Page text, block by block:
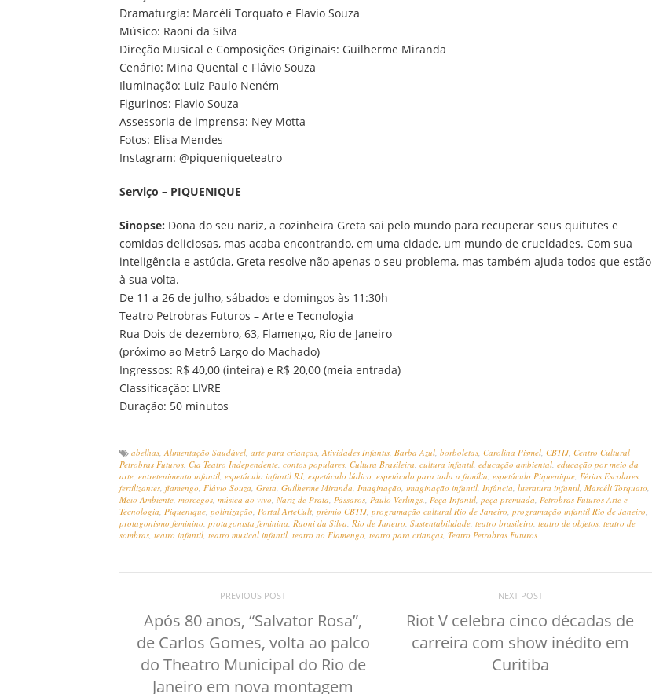
Dramaturgia: Marcéli Torquato e Flavio Souza
Músico: Raoni da Silva
Direção Musical e Composições Originais: Guilherme Miranda
Cenário: Mina Quental e Flávio Souza
Iluminação: Luiz Paulo Neném
Figurinos: Flavio Souza
Assessoria de imprensa: Ney Motta
Fotos: Elisa Mendes
Instagram: @piqueniqueteatro
Serviço – PIQUENIQUE
Sinopse: Dona do seu nariz, a cozinheira Greta sai pelo mundo para recuperar seus quitutes e
comidas deliciosas, mas acaba encontrando, em uma cidade, um mundo de crueldades. Com sua
inteligência e astúcia, Greta resolve não apenas o seu problema, mas também ajuda todos que estão
à sua volta.
De 11 a 26 de julho, sábados e domingos às 11:30h
Teatro Petrobras Futuros – Arte e Tecnologia
Rua Dois de dezembro, 63, Flamengo, Rio de Janeiro
(próximo ao Metrô Largo do Machado)
Ingressos: R$ 40,00 (inteira) e R$ 20,00 (meia entrada)
Classificação: LIVRE
Duração: 50 minutos
abelhas,Alimentação Saudável, arte para crianças,Atividades Infantis, Barba Azul, borboletas, Carolina Pismel, CBTIJ, Centro Cultural
Petrobras Futuros, Cia Teatro Independente, contos populares, Cultura Brasileira, cultura infantil, educação ambiental, educação por meio da
arte, entretenimento infantil, espetáculo infantil RJ, espetáculo lúdico, espetáculo para toda a família, espetáculo Piquenique, Férias Escolares,
fertilizantes, flamengo, Flávio Souza, Greta, Guilherme Miranda, Imaginação, imaginação infantil, Infância, literatura infantil, Marcéli Torquato,
Meio Ambiente, morcegos, música ao vivo, Nariz de Prata, Pássaros, Paulo Verlings., Peça Infantil, peça premiada, Petrobras Futuros Arte e
Tecnologia, Piquenique, polinização, Portal ArteCult, prêmio CBTIJ, programação cultural Rio de Janeiro, programação infantil Rio de Janeiro,
protagonismo feminino, protagonista feminina, Raoni da Silva, Rio de Janeiro, Sustentabilidade, teatro brasileiro, teatro de objetos, teatro de
sombras, teatro infantil, teatro musical infantil, teatro no Flamengo, teatro para crianças, Teatro Petrobras Futuros
PREVIOUS POST
Após 80 anos, “Salvator Rosa”,
de Carlos Gomes, volta ao palco
do Theatro Municipal do Rio de
Janeiro em nova montagem
NEXT POST
Riot V celebra cinco décadas de
carreira com show inédito em
Curitiba